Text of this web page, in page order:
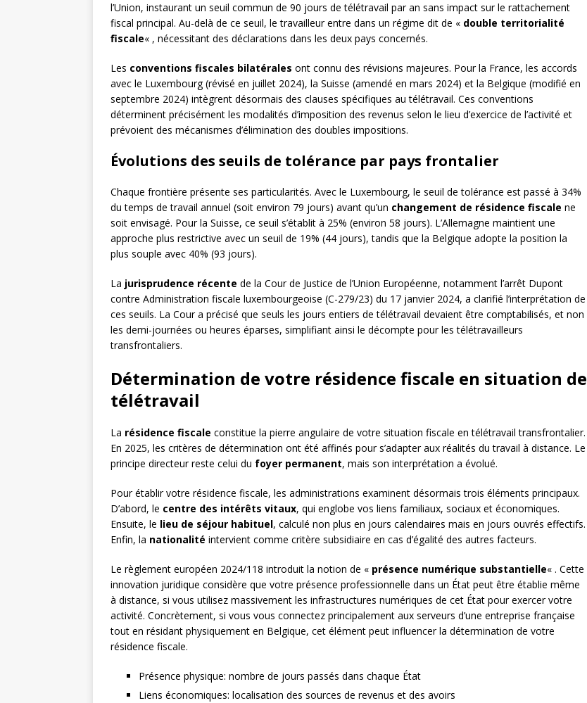
l’Union, instaurant un seuil commun de 90 jours de télétravail par an sans impact sur le rattachement
fiscal principal. Au-delà de ce seuil, le travailleur entre dans un régime dit de « double territorialité
fiscale« , nécessitant des déclarations dans les deux pays concernés.
Les conventions fiscales bilatérales ont connu des révisions majeures. Pour la France, les accords
avec le Luxembourg (révisé en juillet 2024), la Suisse (amendé en mars 2024) et la Belgique (modifié en
septembre 2024) intègrent désormais des clauses spécifiques au télétravail. Ces conventions
déterminent précisément les modalités d’imposition des revenus selon le lieu d’exercice de l’activité et
prévoient des mécanismes d’élimination des doubles impositions.
Évolutions des seuils de tolérance par pays frontalier
Chaque frontière présente ses particularités. Avec le Luxembourg, le seuil de tolérance est passé à 34%
du temps de travail annuel (soit environ 79 jours) avant qu’un changement de résidence fiscale ne
soit envisagé. Pour la Suisse, ce seuil s’établit à 25% (environ 58 jours). L’Allemagne maintient une
approche plus restrictive avec un seuil de 19% (44 jours), tandis que la Belgique adopte la position la
plus souple avec 40% (93 jours).
La jurisprudence récente de la Cour de Justice de l’Union Européenne, notamment l’arrêt Dupont
contre Administration fiscale luxembourgeoise (C-279/23) du 17 janvier 2024, a clarifié l’interprétation de
ces seuils. La Cour a précisé que seuls les jours entiers de télétravail devaient être comptabilisés, et non
les demi-journées ou heures éparses, simplifiant ainsi le décompte pour les télétravailleurs
transfrontaliers.
Détermination de votre résidence fiscale en situation de
télétravail
La résidence fiscale constitue la pierre angulaire de votre situation fiscale en télétravail transfrontalier.
En 2025, les critères de détermination ont été affinés pour s’adapter aux réalités du travail à distance. Le
principe directeur reste celui du foyer permanent, mais son interprétation a évolué.
Pour établir votre résidence fiscale, les administrations examinent désormais trois éléments principaux.
D’abord, le centre des intérêts vitaux, qui englobe vos liens familiaux, sociaux et économiques.
Ensuite, le lieu de séjour habituel, calculé non plus en jours calendaires mais en jours ouvrés effectifs.
Enfin, la nationalité intervient comme critère subsidiaire en cas d’égalité des autres facteurs.
Le règlement européen 2024/118 introduit la notion de « présence numérique substantielle« . Cette
innovation juridique considère que votre présence professionnelle dans un État peut être établie même
à distance, si vous utilisez massivement les infrastructures numériques de cet État pour exercer votre
activité. Concrètement, si vous vous connectez principalement aux serveurs d’une entreprise française
tout en résidant physiquement en Belgique, cet élément peut influencer la détermination de votre
résidence fiscale.
Présence physique: nombre de jours passés dans chaque État
Liens économiques: localisation des sources de revenus et des avoirs